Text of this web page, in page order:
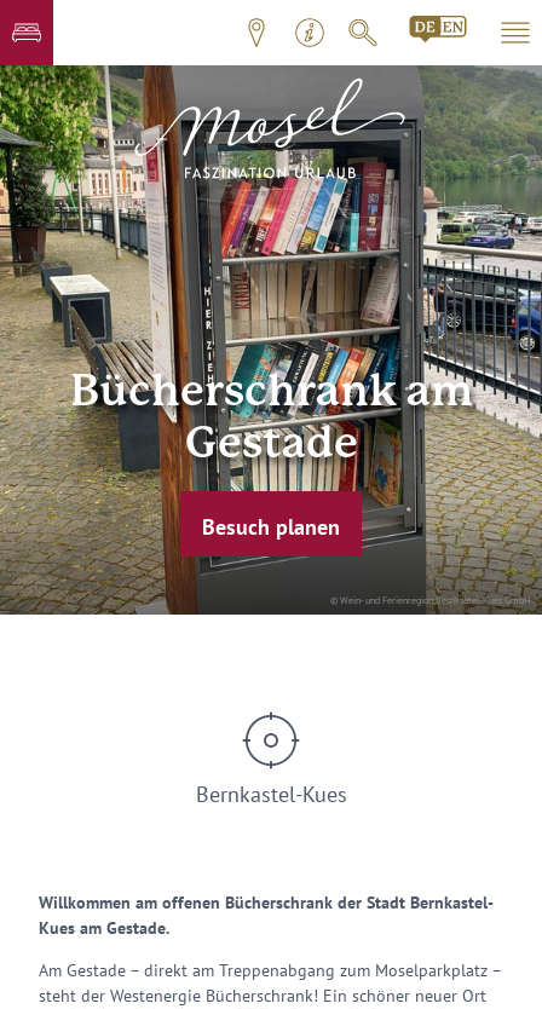
© Wein- und Ferienregion Bernkastel-Kues GmbH
Bücherschrank am
Gestade
Besuch planen
Bernkastel-Kues
Willkommen am offenen Bücherschrank der Stadt Bernkastel-
Kues am Gestade.
Am Gestade – direkt am Treppenabgang zum Moselparkplatz –
steht der Westenergie Bücherschrank! Ein schöner neuer Ort